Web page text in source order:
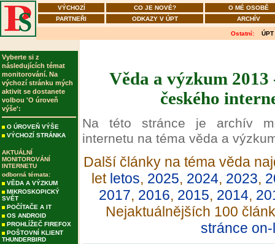
VÝCHOZÍ CO JE NOVÉ?
O MÉ OSOBĚ
PARTNEŘI
ODKAZY V ÚPT ARCHÍV
Ostatní: ÚPT
Vyberte si z
následujících témat
monitorování. Na
výchozí stránku mých
aktivit se dostanete
volbou 'O úroveň
výše':
O ÚROVEŇ VÝŠE
VÝCHOZÍ STRÁNKA
AKTUÁLNÍ
MONITOROVÁNÍ
INTERNETU
odborná témata:
VĚDA A VÝZKUM
MIKROSKOPICKÝ
SVĚT
POČÍTAČE A IT
OS ANDROID
PROHLÍŽEČ FIREFOX
POŠTOVNÍ KLIENT
THUNDERBIRD
Věda a výzkum
českého
Na této stránce je archív
internetu na téma věda a
Další články na téma věda
let letos, 2025, 2024, 2023,
2017, 2016, 2015, 2014,
Nejaktuálnějších 100
stránce